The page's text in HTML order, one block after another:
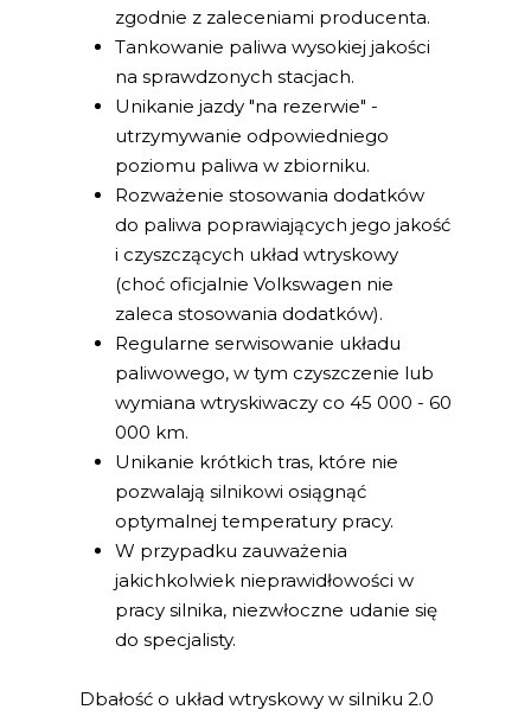
zgodnie z zaleceniami producenta.
Tankowanie paliwa wysokiej jakości
na sprawdzonych stacjach.
Unikanie jazdy "na rezerwie" -
utrzymywanie odpowiedniego
poziomu paliwa w zbiorniku.
Rozważenie stosowania dodatków
do paliwa poprawiających jego jakość
i czyszczących układ wtryskowy
(choć oficjalnie Volkswagen nie
zaleca stosowania dodatków).
Regularne serwisowanie układu
paliwowego, w tym czyszczenie lub
wymiana wtryskiwaczy co 45 000 - 60
000 km.
Unikanie krótkich tras, które nie
pozwalają silnikowi osiągnąć
optymalnej temperatury pracy.
W przypadku zauważenia
jakichkolwiek nieprawidłowości w
pracy silnika, niezwłoczne udanie się
do specjalisty.
Dbałość o układ wtryskowy w silniku 2.0